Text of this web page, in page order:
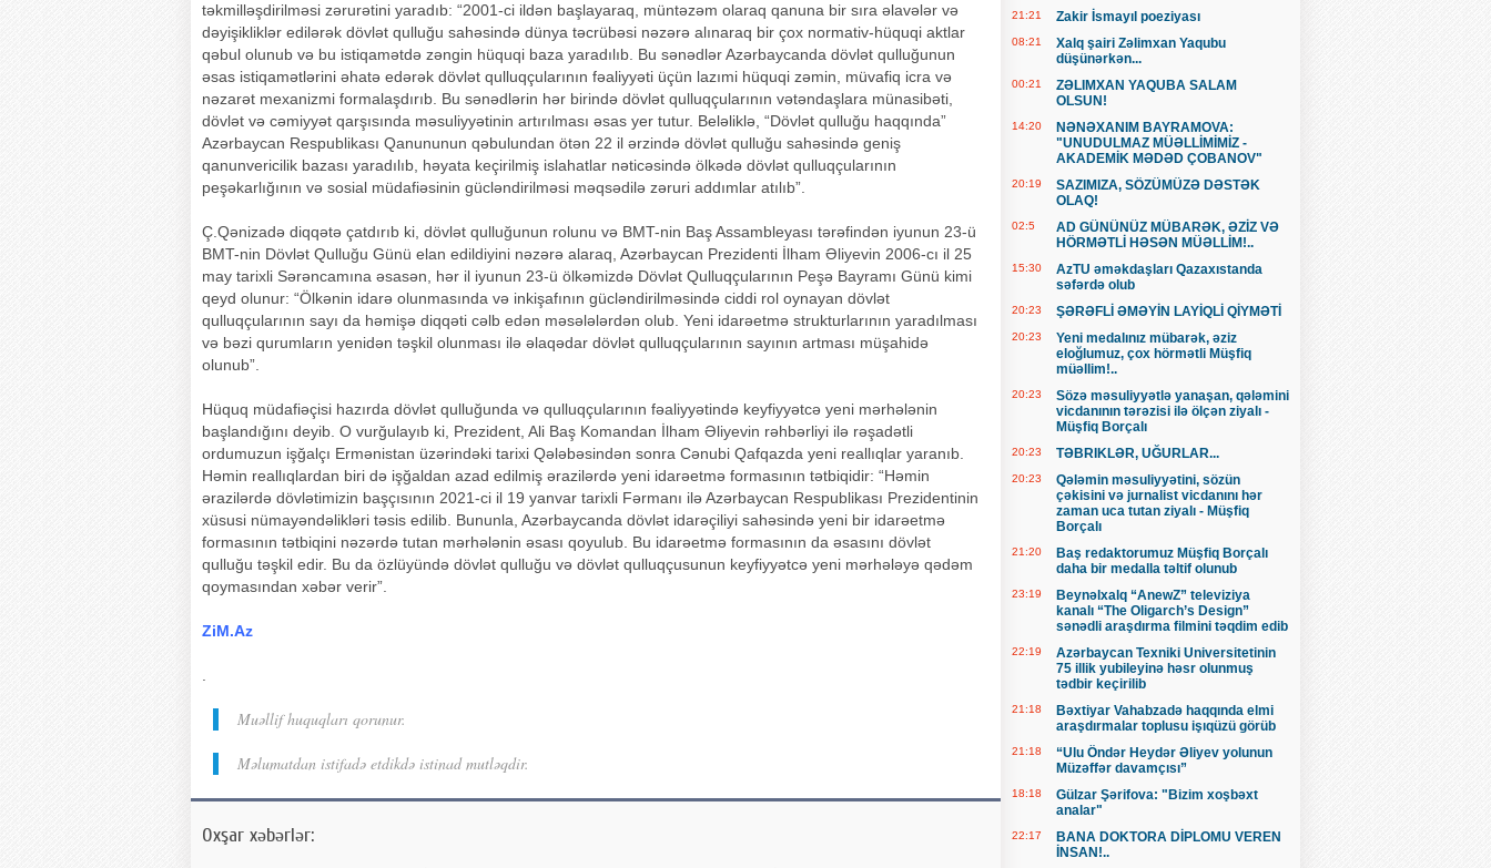
təkmilləşdirilməsi zərurətini yaradıb: “2001-ci ildən başlayaraq, müntəzəm olaraq qanuna bir sıra əlavələr və
dəyişikliklər edilərək dövlət qulluğu sahəsində dünya təcrübəsi nəzərə alınaraq bir çox normativ-hüquqi aktlar
qəbul olunub və bu istiqamətdə zəngin hüquqi baza yaradılıb. Bu sənədlər Azərbaycanda dövlət qulluğunun
əsas istiqamətlərini əhatə edərək dövlət qulluqçularının fəaliyyəti üçün lazımi hüquqi zəmin, müvafiq icra və
nəzarət mexanizmi formalaşdırıb. Bu sənədlərin hər birində dövlət qulluqçularının vətəndaşlara münasibəti,
dövlət və cəmiyyət qarşısında məsuliyyətinin artırılması əsas yer tutur. Beləliklə, “Dövlət qulluğu haqqında”
Azərbaycan Respublikası Qanununun qəbulundan ötən 22 il ərzində dövlət qulluğu sahəsində geniş
qanunvericilik bazası yaradılıb, həyata keçirilmiş islahatlar nəticəsində ölkədə dövlət qulluqçularının
peşəkarlığının və sosial müdafiəsinin gücləndirilməsi məqsədilə zəruri addımlar atılıb”.
Ç.Qənizadə diqqətə çatdırıb ki, dövlət qulluğunun rolunu və BMT-nin Baş Assambleyası tərəfindən iyunun 23-ü
BMT-nin Dövlət Qulluğu Günü elan edildiyini nəzərə alaraq, Azərbaycan Prezidenti İlham Əliyevin 2006-cı il 25
may tarixli Sərəncamına əsasən, hər il iyunun 23-ü ölkəmizdə Dövlət Qulluqçularının Peşə Bayramı Günü kimi
qeyd olunur: “Ölkənin idarə olunmasında və inkişafının gücləndirilməsində ciddi rol oynayan dövlət
qulluqçularının sayı da həmişə diqqəti cəlb edən məsələlərdən olub. Yeni idarəetmə strukturlarının yaradılması
və bəzi qurumların yenidən təşkil olunması ilə əlaqədar dövlət qulluqçularının sayının artması müşahidə
olunub”.
Hüquq müdafiəçisi hazırda dövlət qulluğunda və qulluqçularının fəaliyyətində keyfiyyətcə yeni mərhələnin
başlandığını deyib. O vurğulayıb ki, Prezident, Ali Baş Komandan İlham Əliyevin rəhbərliyi ilə rəşadətli
ordumuzun işğalçı Ermənistan üzərindəki tarixi Qələbəsindən sonra Cənubi Qafqazda yeni reallıqlar yaranıb.
Həmin reallıqlardan biri də işğaldan azad edilmiş ərazilərdə yeni idarəetmə formasının tətbiqidir: “Həmin
ərazilərdə dövlətimizin başçısının 2021-ci il 19 yanvar tarixli Fərmanı ilə Azərbaycan Respublikası Prezidentinin
xüsusi nümayəndəlikləri təsis edilib. Bununla, Azərbaycanda dövlət idarəçiliyi sahəsində yeni bir idarəetmə
formasının tətbiqini nəzərdə tutan mərhələnin əsası qoyulub. Bu idarəetmə formasının da əsasını dövlət
qulluğu təşkil edir. Bu da özlüyündə dövlət qulluğu və dövlət qulluqçusunun keyfiyyətcə yeni mərhələyə qədəm
qoymasından xəbər verir”.
ZiM.Az
Muəllif huquqları qorunur.
Məlumatdan istifadə etdikdə istinad mutləqdir.
Oxşar xəbərlər:
21:21 Zakir İsmayıl poeziyası
08:21
Xalq şairi Zəlimxan Yaqubu
düşünərkən...
00:21
ZƏLIMXAN YAQUBA SALAM
OLSUN!
14:20
NƏNƏXANIM BAYRAMOVA:
"UNUDULMAZ MÜƏLLİMİMİZ -
AKADEMİK MƏDƏD ÇOBANOV"
20:19
SAZIMIZA, SÖZÜMÜZƏ DƏSTƏK
OLAQ!
02:5
AD GÜNÜNÜZ MÜBARƏK, ƏZİZ VƏ
HÖRMƏTLİ HƏSƏN MÜƏLLİM!..
15:30
AzTU əməkdaşları Qazaxıstanda
səfərdə olub
20:23 ŞƏRƏFLİ ƏMƏYİN LAYİQLİ QİYMƏTİ
20:23
Yeni medalınız mübarək, əziz
eloğlumuz, çox hörmətli Müşfiq
müəllim!..
20:23
Sözə məsuliyyətlə yanaşan, qələmini
vicdanının tərəzisi ilə ölçən ziyalı -
Müşfiq Borçalı
20:23 TƏBRIKLƏR, UĞURLAR...
20:23
Qələmin məsuliyyətini, sözün
çəkisini və jurnalist vicdanını hər
zaman uca tutan ziyalı - Müşfiq
Borçalı
21:20
Baş redaktorumuz Müşfiq Borçalı
daha bir medalla təltif olunub
23:19
Beynəlxalq “AnewZ” televiziya
kanalı “The Oligarch’s Design”
sənədli araşdırma filmini təqdim edib
22:19
Azərbaycan Texniki Universitetinin
75 illik yubileyinə həsr olunmuş
tədbir keçirilib
21:18
Bəxtiyar Vahabzadə haqqında elmi
araşdırmalar toplusu işıqüzü görüb
21:18
“Ulu Öndər Heydər Əliyev yolunun
Müzəffər davamçısı”
18:18
Gülzar Şərifova: "Bizim xoşbəxt
analar"
22:17
BANA DOKTORA DİPLOMU VEREN
İNSAN!..